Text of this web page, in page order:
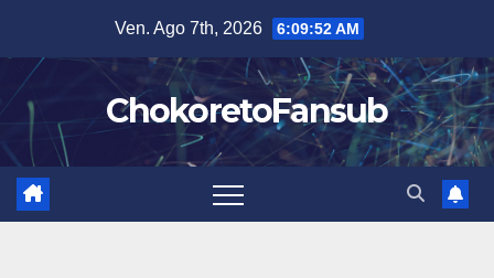
contenuto
Ven. Ago 7th, 2026 6:09:53 AM
ChokoretoFansub